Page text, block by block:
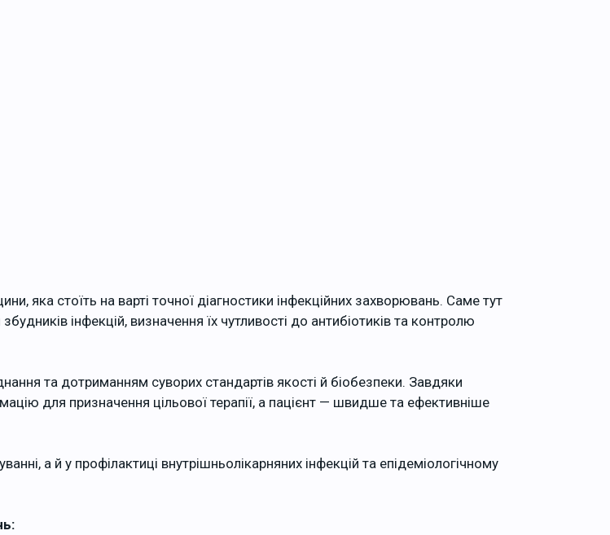
яка стоїть на варті точної діагностики інфекційних захворювань. Саме тут
інфекцій, визначення їх чутливості до антибіотиків та контролю
та дотриманням суворих стандартів якості й біобезпеки. Завдяки
для призначення цільової терапії, а пацієнт — швидше та ефективніше
а й у профілактиці внутрішньолікарняних інфекцій та епідеміологічному